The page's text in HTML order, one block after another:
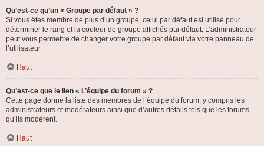
Qu’est-ce qu’un « Groupe par défaut » ?
Si vous êtes membre de plus d’un groupe, celui par défaut est utilisé pour
déterminer le rang et la couleur de groupe affichés par défaut. L’administrateur
peut vous permettre de changer votre groupe par défaut via votre panneau de
l’utilisateur.
Haut
Qu’est-ce que le lien « L’équipe du forum » ?
Cette page donne la liste des membres de l’équipe du forum, y compris les
administrateurs et modérateurs ainsi que d’autres détails tels que les forums
qu’ils modèrent.
Haut